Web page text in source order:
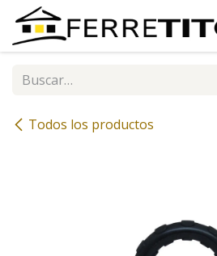
Ir al contenido
Todos los productos